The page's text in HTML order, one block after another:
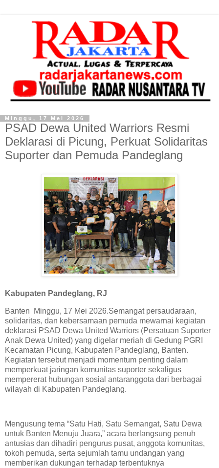
Minggu, 17 Mei 2026
PSAD Dewa United Warriors Resmi
Deklarasi di Picung, Perkuat Solidaritas
Suporter dan Pemuda Pandeglang
Kabupaten Pandeglang, RJ
Banten Minggu, 17 Mei 2026.Semangat persaudaraan,
solidaritas, dan kebersamaan pemuda mewarnai kegiatan
deklarasi PSAD Dewa United Warriors (Persatuan Suporter
Anak Dewa United) yang digelar meriah di Gedung PGRI
Kecamatan Picung, Kabupaten Pandeglang, Banten.
Kegiatan tersebut menjadi momentum penting dalam
memperkuat jaringan komunitas suporter sekaligus
mempererat hubungan sosial antaranggota dari berbagai
wilayah di Kabupaten Pandeglang.
‎Mengusung tema “Satu Hati, Satu Semangat, Satu Dewa
untuk Banten Menuju Juara,” acara berlangsung penuh
antusias dan dihadiri pengurus pusat, anggota komunitas,
tokoh pemuda, serta sejumlah tamu undangan yang
memberikan dukungan terhadap terbentuknya